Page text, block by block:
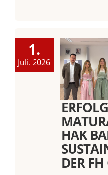
1.
Juli. 2026
HAK
DER